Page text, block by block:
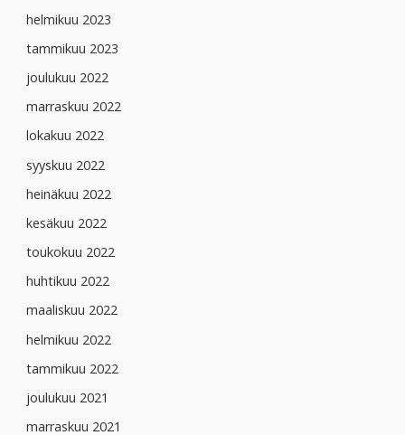
helmikuu 2023
tammikuu 2023
joulukuu 2022
marraskuu 2022
lokakuu 2022
syyskuu 2022
heinäkuu 2022
kesäkuu 2022
toukokuu 2022
huhtikuu 2022
maaliskuu 2022
helmikuu 2022
tammikuu 2022
joulukuu 2021
marraskuu 2021